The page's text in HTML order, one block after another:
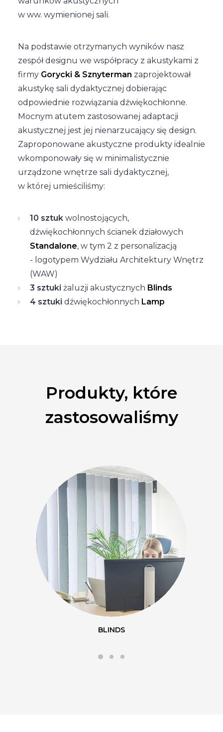
w ww. wymienionej sali.
Na podstawie otrzymanych wyników nasz
zespół designu we współpracy z akustykami z
firmy Gorycki & Sznyterman zaprojektował
akustykę sali dydaktycznej dobierając
odpowiednie rozwiązania dźwiękochłonne.
Mocnym atutem zastosowanej adaptacji
akustycznej jest jej nienarzucający się design.
Zaproponowane akustyczne produkty idealnie
wkomponowały się w minimalistycznie
urządzone wnętrze sali dydaktycznej,
w której umieściliśmy:
10 sztuk wolnostojących,
dźwiękochłonnych ścianek działowych
Standalone, w tym 2 z personalizacją
- logotypem Wydziału Architektury Wnętrz
(WAW)
3 sztuki żaluzji akustycznych Blinds
4 sztuki dźwiękochłonnych Lamp
Produkty, które
zastosowaliśmy